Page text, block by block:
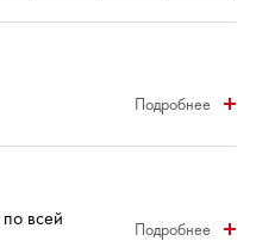
Подробнее
по всей
Подробнее